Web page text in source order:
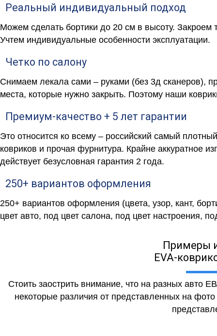
Реальный индивидуальный подход
Можем сделать бортики до 20 см в высоту.
Учтем индивидуальные особенности эксплуатации.
Четко по салону
Снимаем лекала сами – руками (без 3д сканеров),
места, которые нужно закрыть. Поэтому наши
Премиум-качество + 5 лет гарантии
Это относится ко всему – российский самый
ковриков и прочая фурнитура. Крайне аккуратное
действует безусловная гарантия 2 года.
250+ вариантов оформления
250+ вариантов оформления (цвета, узор, кант,
цвет авто, под цвет салона, под цвет настроения,
Примеры
EVA-
Стоить заострить внимание, что на разных авто
некоторые различия от представленных на